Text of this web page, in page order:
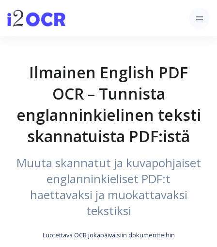
Ilmainen English PDF
OCR – Tunnista
englanninkielinen teksti
skannatuista PDF:istä
Muuta skannatut ja kuvapohjaiset
englanninkieliset PDF:t
haettavaksi ja muokattavaksi
tekstiksi
Luotettava OCR jokapäiväisiin dokumentteihin